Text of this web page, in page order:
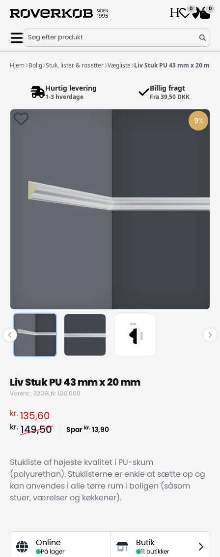
0 0
Søg efter produkt
Hjem Bolig Stuk, lister & rosetter Vægliste Liv Stuk PU 43 mm x 20 mm
Hurtig levering
1-3 hverdage
Billig fragt
Fra 39,50 DKK
9%
Liv Stuk PU 43 mm x 20 mm
Varenr.: 3209LN: 108.000
kr. 135,60
kr. 149,50 Spar kr. 13,90
Stukliste af højeste kvalitet i PU-skum
(polyurethan). Stuklisterne er enkle at sætte op og
kan anvendes i alle tørre rum i boligen (såsom
stuer, værelser og køkkener).
Online
På lager
Butik
11 butikker